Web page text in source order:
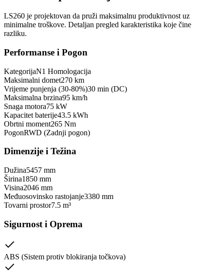
LS260 je projektovan da pruži maksimalnu produktivnost uz
minimalne troškove. Detaljan pregled karakteristika koje čine
razliku.
Performanse i Pogon
KategorijaN1 Homologacija
Maksimalni domet270 km
Vrijeme punjenja (30-80%)30 min (DC)
Maksimalna brzina95 km/h
Snaga motora75 kW
Kapacitet baterije43.5 kWh
Obrtni moment265 Nm
PogonRWD (Zadnji pogon)
Dimenzije i Težina
Dužina5457 mm
Širina1850 mm
Visina2046 mm
Međuosovinsko rastojanje3380 mm
Tovarni prostor7.5 m³
Sigurnost i Oprema
ABS (Sistem protiv blokiranja točkova)